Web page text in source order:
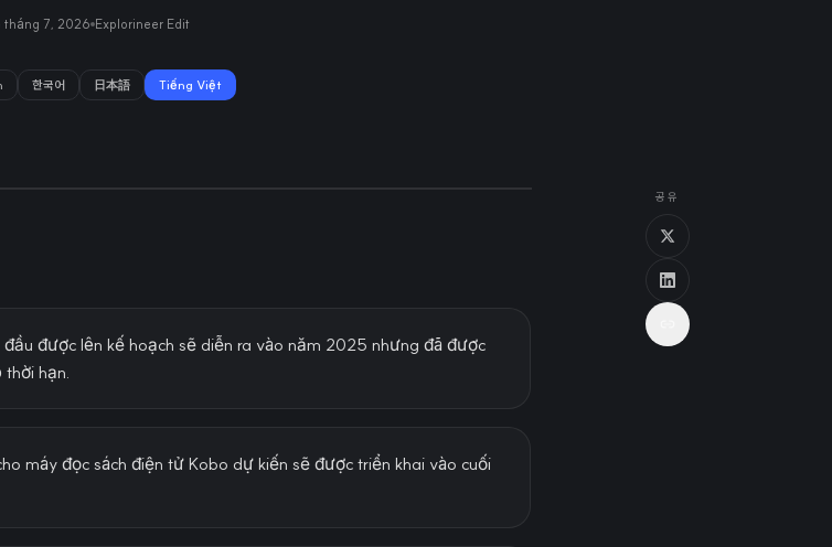
tháng 7, 2026 Explorineer Edit
한국어 日本語 Tiếng Việt
được lên kế hoạch sẽ diễn ra vào năm 2025 nhưng đã được
hạn.
máy đọc sách điện tử Kobo dự kiến sẽ được triển khai vào cuối
공유